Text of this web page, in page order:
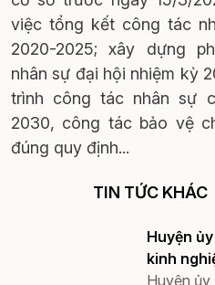
việc tổng kết công tác
2020-2025; xây dựng
nhân sự đại hội nhiệm kỳ
trình công tác nhân sự
2030, công tác bảo vệ
đúng quy định...
TIN TỨC KHÁC
Huyện
kinh
Huyện